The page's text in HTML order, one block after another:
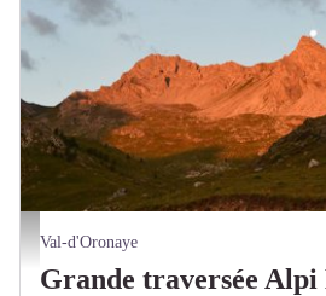
Lever du jour sur Punta Bernoir - Fabrice Henon
Val-d'Oronaye
Grande traversée